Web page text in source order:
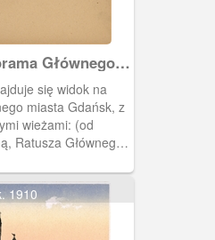
Głównego
się widok na
miasta Gdańsk, z
wieżami: (od
Ratusza Głównego
planie wały
1910